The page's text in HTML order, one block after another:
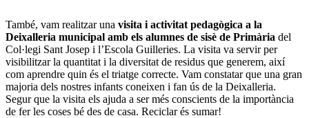
També, vam realitzar una visita i activitat pedagògica a la
Deixalleria municipal amb els alumnes de sisè de Primària del
Col·legi Sant Josep i l’Escola Guilleries. La visita va servir per
visibilitzar la quantitat i la diversitat de residus que generem, així
com aprendre quin és el triatge correcte. Vam constatar que una gran
majoria dels nostres infants coneixen i fan ús de la Deixalleria.
Segur que la visita els ajuda a ser més conscients de la importància
de fer les coses bé des de casa. Reciclar és sumar!